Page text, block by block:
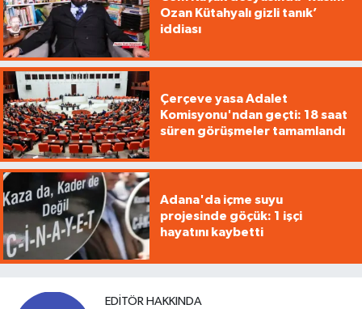
Ozan Kütahyalı gizli tanık’
iddiası
Çerçeve yasa Adalet
Komisyonu'ndan geçti: 18 saat
süren görüşmeler tamamlandı
Adana'da içme suyu
projesinde göçük: 1 işçi
hayatını kaybetti
EDITÖR HAKKINDA